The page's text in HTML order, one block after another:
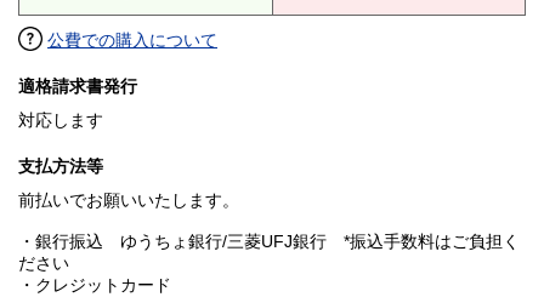
公費での購入について
適格請求書発行
対応します
支払方法等
前払いでお願いいたします。
・銀行振込 ゆうちょ銀行/三菱UFJ銀行 *振込手数料はご負担く
ださい
・クレジットカード